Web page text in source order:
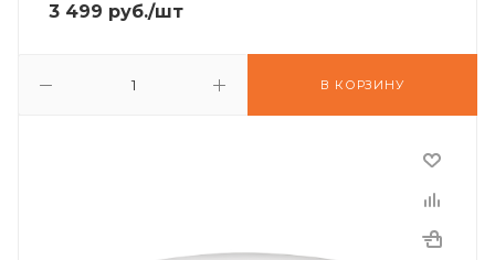
3 499 руб./шт
В КОРЗИНУ